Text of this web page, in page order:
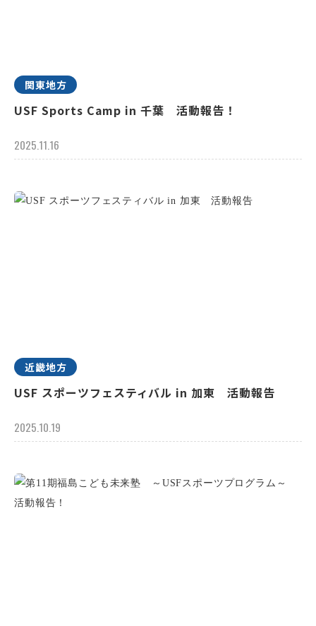
関東地方
USF Sports Camp in 千葉 活動報告！
2025.11.16
近畿地方
USF スポーツフェスティバル in 加東 活動報告
2025.10.19